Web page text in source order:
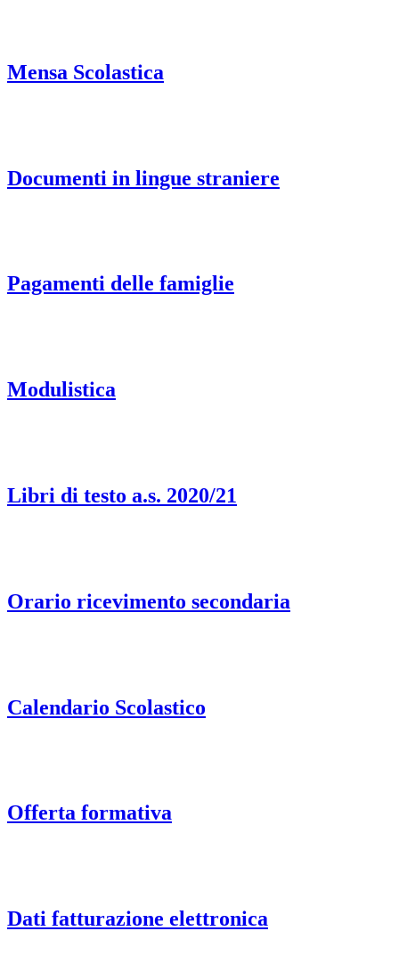
Mensa Scolastica
Documenti in lingue straniere
Pagamenti delle famiglie
Modulistica
Libri di testo a.s. 2020/21
Orario ricevimento secondaria
Calendario Scolastico
Offerta formativa
Dati fatturazione elettronica